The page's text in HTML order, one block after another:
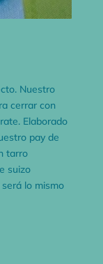
Nuestro
cerrar con
Elaborado
payde
tarro
suizo
lo mismo